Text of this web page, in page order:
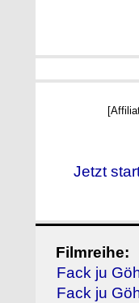
Jetzt
Filmreihe:
Fack ju
Fack ju